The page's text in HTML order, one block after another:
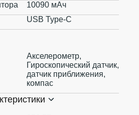
10090 мАч
USB Type-C
Акселерометр,
Гироскопический датчик,
датчик приближения,
компас